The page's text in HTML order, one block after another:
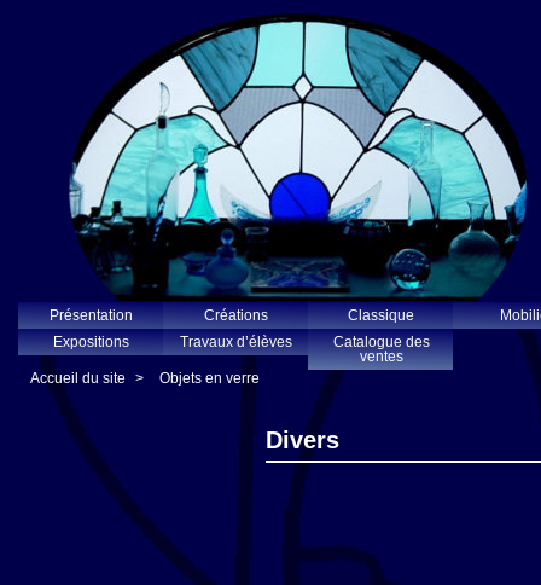
Présentation Créations Classique
Expositions
Travaux d’élèves
Catalogue des
ventes
Accueil du site
> Objets en verre
Divers